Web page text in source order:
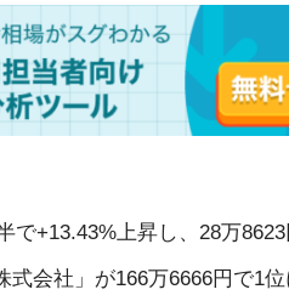
で+13.43%上昇し、28万
会社」が166万6666円で1